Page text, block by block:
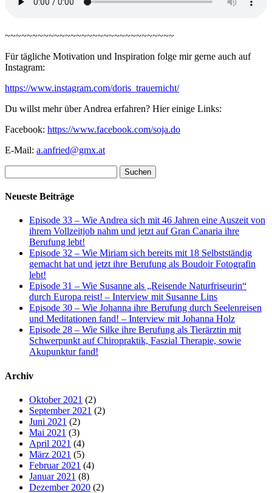
~~~~~~~~~~~~~~~~~~~~~~~~~~~~~~~
Für tägliche Motivation und Inspiration folge mir gerne auch auf
Instagram:
https://www.instagram.com/doris_trauernicht/
Du willst mehr über Andrea erfahren? Hier einige Links:
Facebook: https://www.facebook.com/soja.do
E-Mail: a.anfried@gmx.at
nach:
Neueste Beiträge
Episode 33 – Wie Andrea sich mit 46 Jahren eine Auszeit von
ihrem Vollzeitjob nahm und jetzt auf Gran Canaria ihre
Berufung lebt!
Episode 32 – Wie Miriam sich bereits mit 18 Selbstständig
gemacht hat und jetzt ihre Berufung als Boudoir Fotografin
lebt!
Episode 31 – Wie Susanne als „Reisende Naturfriseurin“
durch Europa reist! – Interview mit Susanne Lins
Episode 30 – Wie Johanna ihre Berufung durch Seelenreisen
und Meditationen fand! – Interview mit Johanna Holz
Episode 28 – Wie Silke ihre Berufung als Tierärztin mit
Schwerpunkt auf Chiropraktik, Faszial Therapie, sowie
Akupunktur fand!
Archiv
Oktober 2021 (2)
September 2021 (2)
Juni 2021 (2)
Mai 2021 (3)
April 2021 (4)
März 2021 (5)
Februar 2021 (4)
Januar 2021 (8)
Dezember 2020 (2)